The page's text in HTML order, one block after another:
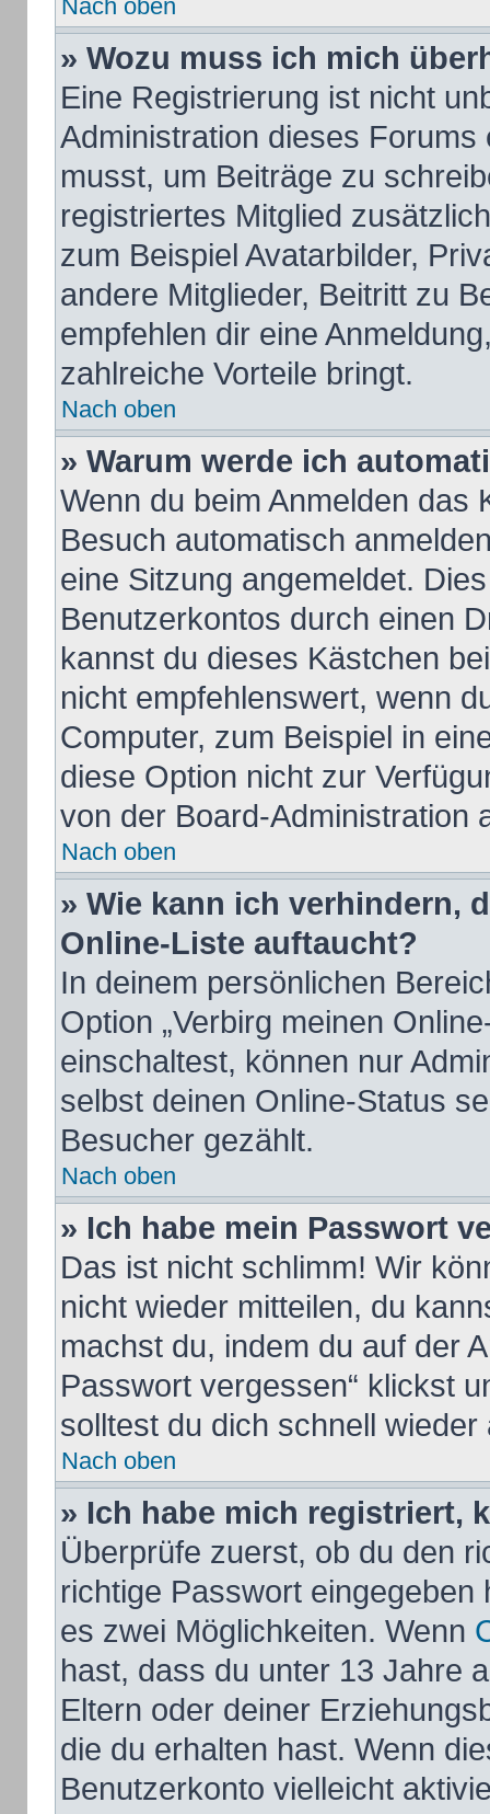
Nach oben
» Wozu muss ich mich
Eine Registrierung ist nicht
Administration dieses
musst, um Beiträge zu
registriertes Mitglied
zum Beispiel Avatarbilder,
andere Mitglieder, Beitritt zu
empfehlen dir eine
zahlreiche Vorteile bringt.
Nach oben
» Warum werde ich
Wenn du beim Anmelden das
Besuch automatisch
eine Sitzung angemeldet.
Benutzerkontos durch einen
kannst du dieses Kästchen
nicht empfehlenswert, wenn
Computer, zum Beispiel in
diese Option nicht zur
von der Board-Administration
Nach oben
» Wie kann ich verhindern,
Online-Liste auftaucht?
In deinem persönlichen
Option „Verbirg meinen
einschaltest, können nur
selbst deinen Online-Status
Besucher gezählt.
Nach oben
» Ich habe mein Passwort
Das ist nicht schlimm! Wir
nicht wieder mitteilen, du
machst du, indem du auf der
Passwort vergessen“ klickst
solltest du dich schnell
Nach oben
» Ich habe mich registriert,
Überprüfe zuerst, ob du den
richtige Passwort
es zwei Möglichkeiten. Wenn
hast, dass du unter 13 Jahre
Eltern oder deiner
die du erhalten hast. Wenn
Benutzerkonto vielleicht